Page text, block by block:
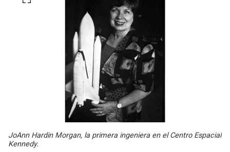
JoAnn Hardin Morgan, la primera ingeniera en el Centro Espacial
Kennedy.